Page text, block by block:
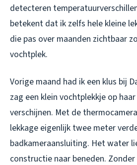
detecteren
betekent dat ik zelfs hele kleine
die pas over maanden zichtbaar
vochtplek.
Vorige maand had ik een klus bij
zag een klein vochtplekkje op
verschijnen. Met de
lekkage eigenlijk twee meter
badkameraansluiting. Het water
constructie naar beneden.